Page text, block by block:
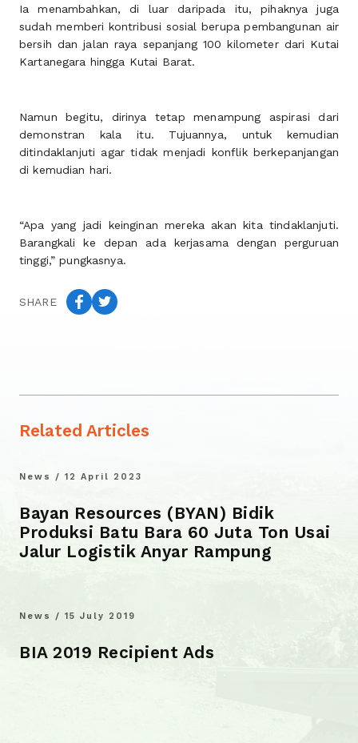
Ia menambahkan, di luar daripada itu, pihaknya juga
sudah memberi kontribusi sosial berupa pembangunan air
bersih dan jalan raya sepanjang 100 kilometer dari Kutai
Kartanegara hingga Kutai Barat.
Namun begitu, dirinya tetap menampung aspirasi dari
demonstran kala itu. Tujuannya, untuk kemudian
ditindaklanjuti agar tidak menjadi konflik berkepanjangan
di kemudian hari.
“Apa yang jadi keinginan mereka akan kita tindaklanjuti.
Barangkali ke depan ada kerjasama dengan perguruan
tinggi,” pungkasnya.
SHARE
Related Articles
News / 12 April 2023
Bayan Resources (BYAN) Bidik
Produksi Batu Bara 60 Juta Ton Usai
Jalur Logistik Anyar Rampung
News / 15 July 2019
BIA 2019 Recipient Ads